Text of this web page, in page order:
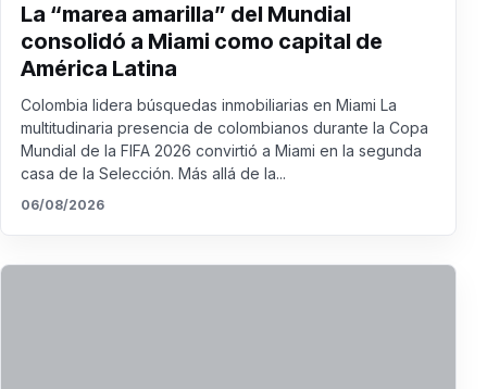
La “marea amarilla” del Mundial
consolidó a Miami como capital de
América Latina
Colombia lidera búsquedas inmobiliarias en Miami La
multitudinaria presencia de colombianos durante la Copa
Mundial de la FIFA 2026 convirtió a Miami en la segunda
casa de la Selección. Más allá de la...
06/08/2026